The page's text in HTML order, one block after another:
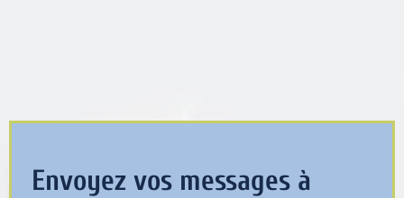
Envoyez vos messages à